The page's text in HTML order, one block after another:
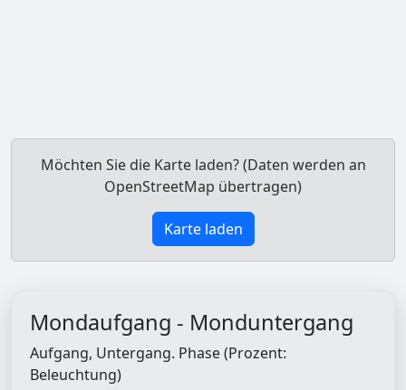
Möchten Sie die Karte laden? (Daten werden an
OpenStreetMap übertragen)
Karte laden
Mondaufgang - Monduntergang
Aufgang, Untergang. Phase (Prozent:
Beleuchtung)